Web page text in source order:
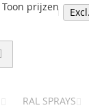
Toon prijzen
RAL SPRAYS